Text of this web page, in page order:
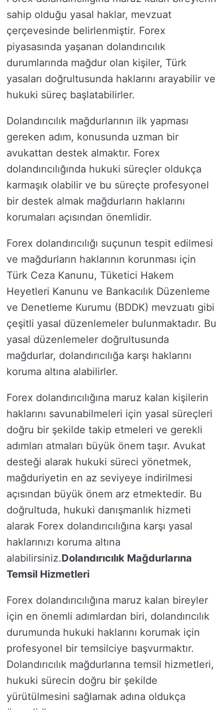
sahip olduğu yasal haklar, mevzuat
çerçevesinde belirlenmiştir. Forex
piyasasında yaşanan dolandırıcılık
durumlarında mağdur olan kişiler, Türk
yasaları doğrultusunda haklarını arayabilir ve
hukuki süreç başlatabilirler.
Dolandırıcılık mağdurlarının ilk yapması
gereken adım, konusunda uzman bir
avukattan destek almaktır. Forex
dolandırıcılığında hukuki süreçler oldukça
karmaşık olabilir ve bu süreçte profesyonel
bir destek almak mağdurların haklarını
korumaları açısından önemlidir.
Forex dolandırıcılığı suçunun tespit edilmesi
ve mağdurların haklarının korunması için
Türk Ceza Kanunu, Tüketici Hakem
Heyetleri Kanunu ve Bankacılık Düzenleme
ve Denetleme Kurumu (BDDK) mevzuatı gibi
çeşitli yasal düzenlemeler bulunmaktadır. Bu
yasal düzenlemeler doğrultusunda
mağdurlar, dolandırıcılığa karşı haklarını
koruma altına alabilirler.
Forex dolandırıcılığına maruz kalan kişilerin
haklarını savunabilmeleri için yasal süreçleri
doğru bir şekilde takip etmeleri ve gerekli
adımları atmaları büyük önem taşır. Avukat
desteği alarak hukuki süreci yönetmek,
mağduriyetin en az seviyeye indirilmesi
açısından büyük önem arz etmektedir. Bu
doğrultuda, hukuki danışmanlık hizmeti
alarak Forex dolandırıcılığına karşı yasal
haklarınızı koruma altına
alabilirsiniz.Dolandırıcılık Mağdurlarına
Temsil Hizmetleri
Forex dolandırıcılığına maruz kalan bireyler
için en önemli adımlardan biri, dolandırıcılık
durumunda hukuki haklarını korumak için
profesyonel bir temsilciye başvurmaktır.
Dolandırıcılık mağdurlarına temsil hizmetleri,
hukuki sürecin doğru bir şekilde
yürütülmesini sağlamak adına oldukça